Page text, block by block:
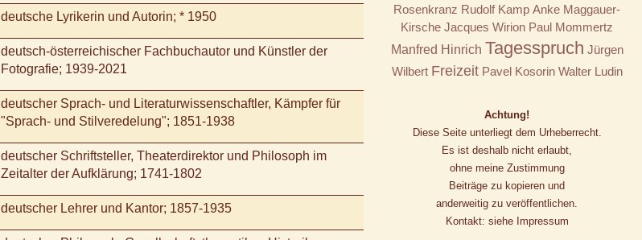
deutsche Lyrikerin und Autorin; * 1950
deutsch-österreichischer Fachbuchautor und Künstler der
Fotografie; 1939-2021
deutscher Sprach- und Literaturwissenschaftler, Kämpfer für
"Sprach- und Stilveredelung"; 1851-1938
deutscher Schriftsteller, Theaterdirektor und Philosoph im
Zeitalter der Aufklärung; 1741-1802
deutscher Lehrer und Kantor; 1857-1935
Rosenkranz Rudolf Kamp Anke Maggauer-
Kirsche Jacques Wirion Paul Mommertz
Manfred Hinrich Tagesspruch Jürgen
Wilbert Freizeit Pavel Kosorin Walter Ludin
Achtung!
Diese Seite unterliegt dem Urheberrecht.
Es ist deshalb nicht erlaubt,
ohne meine Zustimmung
Beiträge zu kopieren und
anderweitig zu veröffentlichen.
Kontakt: siehe Impressum